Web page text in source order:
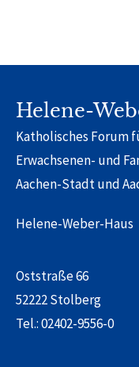
Helene-
Katholisches Forum
Erwachsenen- und
Aachen-Stadt und
Helene-Weber-Haus
Oststraße 66
52222 Stolberg
Tel.:02402-9556-0